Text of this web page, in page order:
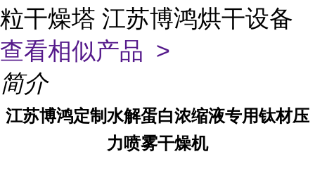
粒干燥塔 江苏博鸿烘干设备
查看相似产品 >
简介
江苏博鸿定制水解蛋白浓缩液专用钛材压
力喷雾干燥机